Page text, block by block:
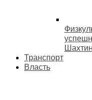
Транспорт
Власть